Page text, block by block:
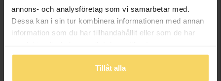
annons- och analysföretag som vi samarbetar med.
Dessa kan i sin tur kombinera informationen med annan
information som du har tillhandahållit eller som de har
Tillåt alla